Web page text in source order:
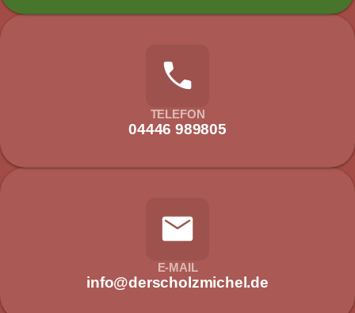
call
TELEFON
04446 989805
mail
E-MAIL
info@derscholzmichel.de